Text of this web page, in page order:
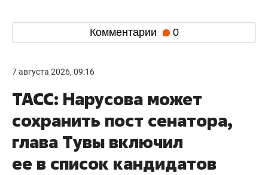
Комментарии 0
7 августа 2026, 09:16
ТАСС: Нарусова может
сохранить пост сенатора,
глава Тувы включил
ее в список кандидатов